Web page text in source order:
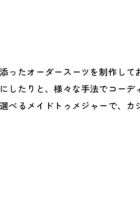
ったオーダースーツを制作し
たりと、様々な手法でコー
るメイドトゥメジャーで、